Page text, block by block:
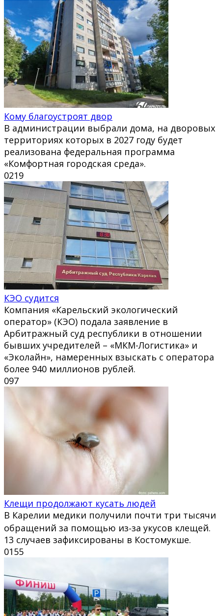
Кому благоустроят двор
В администрации выбрали дома, на дворовых
территориях которых в 2027 году будет
реализована федеральная программа
«Комфортная городская среда».
0219
КЭО судится
Компания «Карельский экологический
оператор» (КЭО) подала заявление в
Арбитражный суд республики в отношении
бывших учредителей – «МКМ-Логистика» и
«Эколайн», намеренных взыскать с оператора
более 940 миллионов рублей.
097
Клещи продолжают кусать людей
В Карелии медики получили почти три тысячи
обращений за помощью из‑за укусов клещей.
13 случаев зафиксированы в Костомукше.
0155